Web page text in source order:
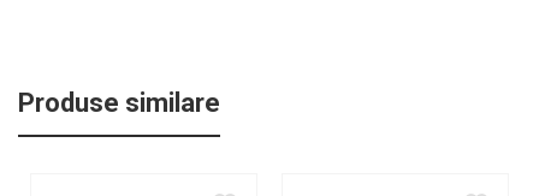
Produse similare